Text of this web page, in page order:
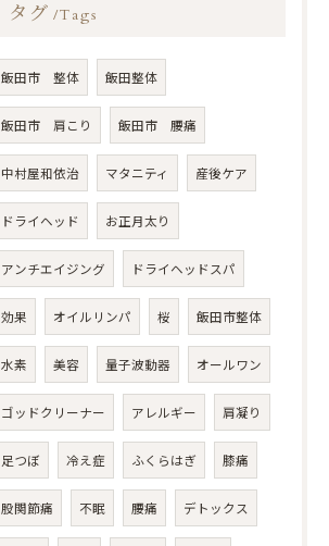
タグ Tags
飯田市 整体 飯田整体
飯田市 肩こり 飯田市 腰痛
中村屋和依治 マタニティ 産後ケア
ドライヘッド お正月太り
アンチエイジング ドライヘッドスパ
効果 オイルリンパ 桜 飯田市整体
水素 美容 量子波動器 オールワン
ゴッドクリーナー アレルギー 肩凝り
足つぼ 冷え症 ふくらはぎ 膝痛
股関節痛 不眠 腰痛 デトックス